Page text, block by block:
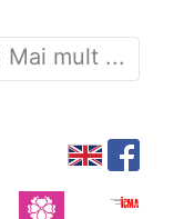
Mai mult ...